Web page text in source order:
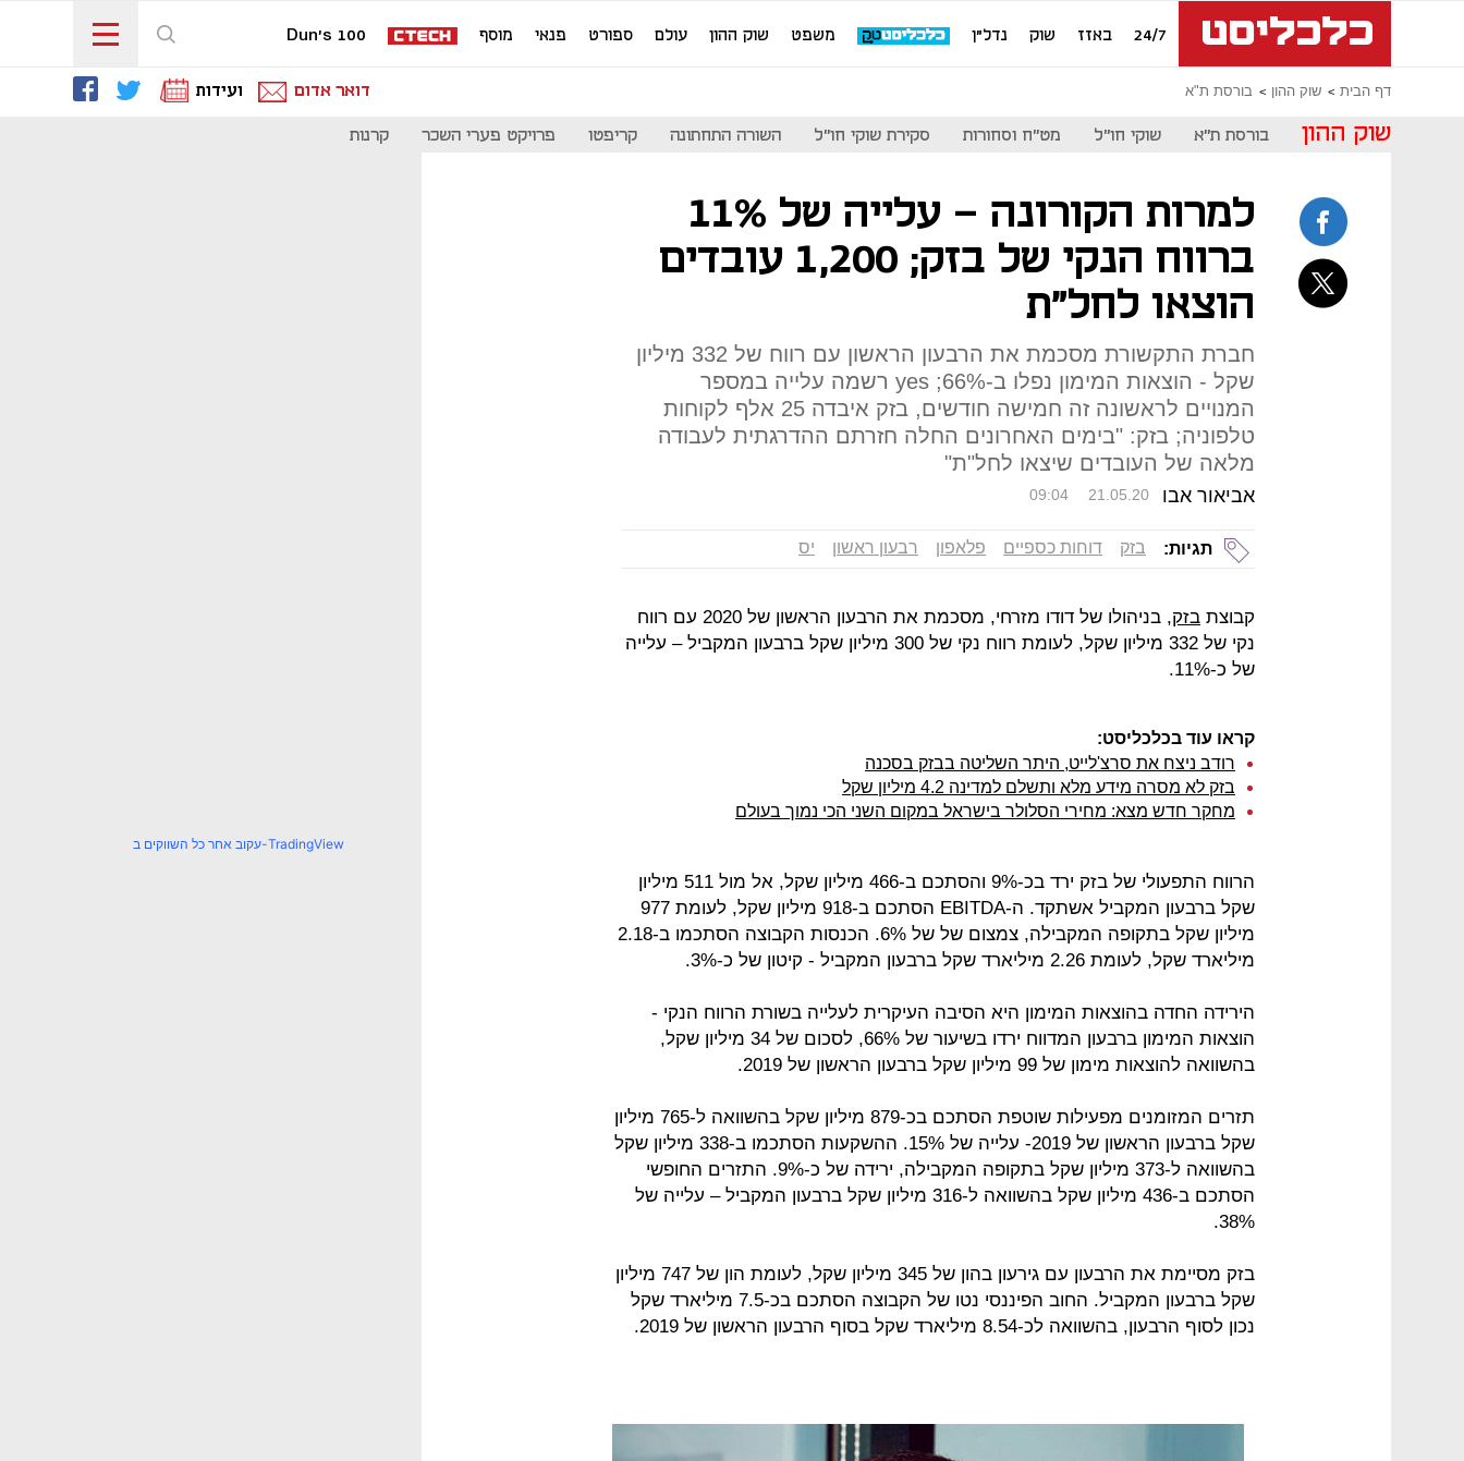
24/7 באזז שוק נדל"ן משפט שוק ההון עולם ספורט פנאי מוסף Dun's 100
דף הבית שוק ההון בורסת ת"א דואר אדום ועידות
שוק ההון בורסת ת"א שוקי חו"ל מט"ח וסחורות סקירת שוקי חו"ל השורה התחתונה קריפטו פרויקט פערי השכר קרנות
למרות הקורונה - עלייה של 11%
ברווח הנקי של בזק; 1,200 עובדים
הוצאו לחל"ת
חברת התקשורת מסכמת את הרבעון הראשון עם רווח של 332 מיליון
שקל - הוצאות המימון נפלו ב-66%; yes רשמה עלייה במספר
המנויים לראשונה זה חמישה חודשים, בזק איבדה 25 אלף לקוחות
טלפוניה; בזק: "בימים האחרונים החלה חזרתם ההדרגתית לעבודה
מלאה של העובדים שיצאו לחל"ת"
אביאור אבו 09:04 21.05.20
תגיות: בזק דוחות כספיים פלאפון רבעון ראשון יס
קבוצת בזק
, בניהולו של דודו מזרחי, מסכמת את הרבעון הראשון של 2020 עם רווח
נקי של 332 מיליון שקל, לעומת רווח נקי של 300 מיליון שקל ברבעון המקביל – עלייה
של כ-11%.
קראו עוד בכלכליסט:
רודב ניצח את סרצ'לייט, היתר השליטה בבזק בסכנה
בזק לא מסרה מידע מלא ותשלם למדינה 4.2 מיליון שקל
מחקר חדש מצא: מחירי הסלולר בישראל במקום השני הכי נמוך בעולם
הרווח התפעולי של בזק ירד בכ-9% והסתכם ב-466 מיליון שקל, אל מול 511 מיליון
שקל ברבעון המקביל אשתקד. ה-EBITDA הסתכם ב-918 מיליון שקל, לעומת 977
מיליון שקל בתקופה המקבילה, צמצום של של 6%. הכנסות הקבוצה הסתכמו ב-2.18
מיליארד שקל, לעומת 2.26 מיליארד שקל ברבעון המקביל - קיטון של כ-3%.
הירידה החדה בהוצאות המימון היא הסיבה העיקרית לעלייה בשורת הרווח הנקי -
הוצאות המימון ברבעון המדווח ירדו בשיעור של 66%, לסכום של 34 מיליון שקל,
בהשוואה להוצאות מימון של 99 מיליון שקל ברבעון הראשון של 2019.
תזרים המזומנים מפעילות שוטפת הסתכם בכ-879 מיליון שקל בהשוואה ל-765 מיליון
שקל ברבעון הראשון של 2019- עלייה של 15%. ההשקעות הסתכמו ב-338 מיליון שקל
בהשוואה ל-373 מיליון שקל בתקופה המקבילה, ירידה של כ-9%. התזרים החופשי
הסתכם ב-436 מיליון שקל בהשוואה ל-316 מיליון שקל ברבעון המקביל – עלייה של
38%.
בזק מסיימת את הרבעון עם גירעון בהון של 345 מיליון שקל, לעומת הון של 747 מיליון
שקל ברבעון המקביל. החוב הפיננסי נטו של הקבוצה הסתכם בכ-7.5 מיליארד שקל
נכון לסוף הרבעון, בהשוואה לכ-8.54 מיליארד שקל בסוף הרבעון הראשון של 2019.
עקוב אחר כל השווקים ב-TradingView